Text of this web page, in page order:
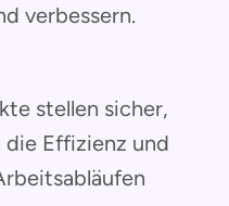
verbessern.
stellen sicher,
Effizienz und